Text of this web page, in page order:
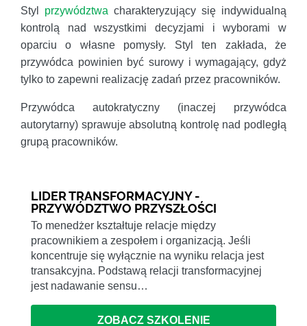
Styl przywództwa charakteryzujący się indywidualną
kontrolą nad wszystkimi decyzjami i wyborami w
oparciu o własne pomysły. Styl ten zakłada, że
przywódca powinien być surowy i wymagający, gdyż
tylko to zapewni realizację zadań przez pracowników.
Przywódca autokratyczny (inaczej przywódca
autorytarny) sprawuje absolutną kontrolę nad podległą
grupą pracowników.
LIDER TRANSFORMACYJNY -
PRZYWÓDZTWO PRZYSZŁOŚCI
To menedżer kształtuje relacje między
pracownikiem a zespołem i organizacją. Jeśli
koncentruje się wyłącznie na wyniku relacja jest
transakcyjna. Podstawą relacji transformacyjnej
jest nadawanie sensu…
ZOBACZ SZKOLENIE